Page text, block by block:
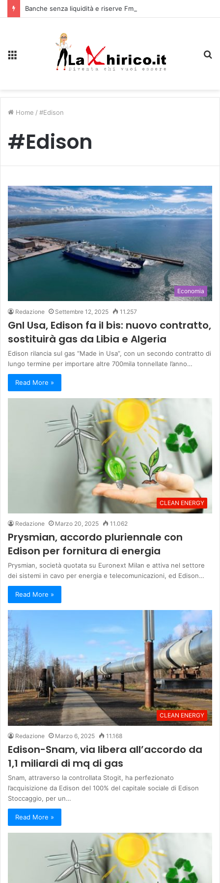
Home / #Edison
#Edison
Economia
Redazione Settembre 12, 2025 11.257
Gnl Usa, Edison fa il bis: nuovo contratto,
sostituirà gas da Libia e Algeria
Edison rilancia sul gas “Made in Usa”, con un secondo contratto di
lungo termine per importare altre 700mila tonnellate l’anno…
Read More »
CLEAN ENERGY
Redazione Marzo 20, 2025 11.062
Prysmian, accordo pluriennale con
Edison per fornitura di energia
Prysmian, società quotata su Euronext Milan e attiva nel settore
dei sistemi in cavo per energia e telecomunicazioni, ed Edison…
Read More »
CLEAN ENERGY
Redazione Marzo 6, 2025 11.168
Edison-Snam, via libera all’accordo da
1,1 miliardi di mq di gas
Snam, attraverso la controllata Stogit, ha perfezionato
l’acquisizione da Edison del 100% del capitale sociale di Edison
Stoccaggio, per un…
Read More »